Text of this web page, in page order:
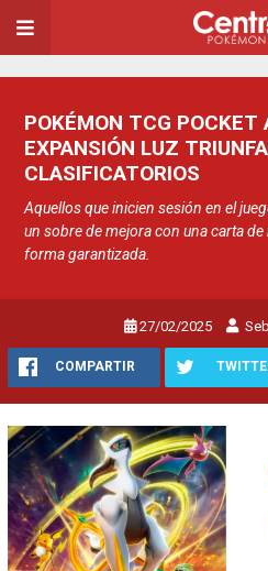
POKÉMON TCG POCKET
EXPANSIÓN LUZ
CLASIFICATORIOS
Aquellos que inicien sesión en el
un sobre de mejora con una carta
forma garantizada.
27/02/2025
COMPARTIR